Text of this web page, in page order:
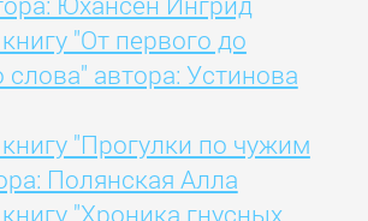
"От первого до
слова" автора: Устинова
"Прогулки по чужим
Полянская Алла